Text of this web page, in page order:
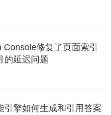
修复了页面索引
的延迟问题
引擎如何生成和引用答案